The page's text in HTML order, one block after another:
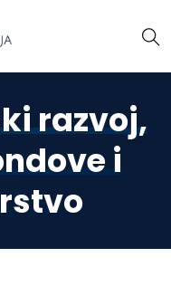
razvoj,
i